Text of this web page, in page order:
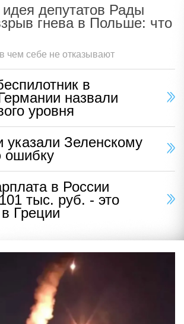
депутатов Рады
гнева в Польше: что
чем себе не отказывают
в
назвали
уровня
указали Зеленскому
ошибку
в России
тыс. руб. - это
Греции